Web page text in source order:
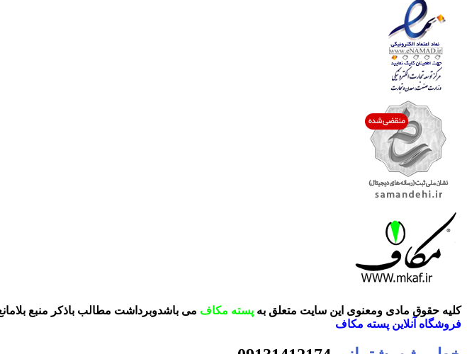
کلیه حقوق مادی ومعنوی این سایت متعلق به پسته مکاف می باشدوبرداشت مطالب باذکر منبع
فروشگاه آنلاین پسته مکاف